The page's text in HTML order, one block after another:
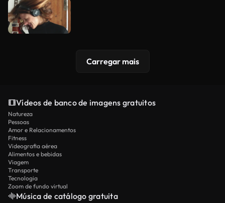
Carregar mais
Vídeos de banco de imagens gratuitos
Natureza
Pessoas
Amor e Relacionamentos
Fitness
Videografia aérea
Alimentos e bebidas
Viagem
Transporte
Tecnologia
Zoom de fundo virtual
Música de catálogo gratuita